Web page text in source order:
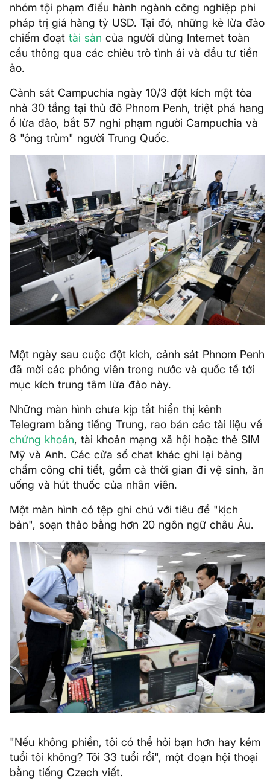
nhóm tội phạm điều hành ngành công nghiệp phi
pháp trị giá hàng tỷ USD. Tại đó, những kẻ lừa đảo
chiếm đoạt tài sản của người dùng Internet toàn
cầu thông qua các chiêu trò tình ái và đầu tư tiền
ảo.
Cảnh sát Campuchia ngày 10/3 đột kích một tòa
nhà 30 tầng tại thủ đô Phnom Penh, triệt phá hang
ổ lừa đảo, bắt 57 nghi phạm người Campuchia và
8 "ông trùm" người Trung Quốc.
Một ngày sau cuộc đột kích, cảnh sát Phnom Penh
đã mời các phóng viên trong nước và quốc tế tới
mục kích trung tâm lừa đảo này.
Những màn hình chưa kịp tắt hiển thị kênh
Telegram bằng tiếng Trung, rao bán các tài liệu về
chứng khoán, tài khoản mạng xã hội hoặc thẻ SIM
Mỹ và Anh. Các cửa sổ chat khác ghi lại bảng
chấm công chi tiết, gồm cả thời gian đi vệ sinh, ăn
uống và hút thuốc của nhân viên.
Một màn hình có tệp ghi chú với tiêu đề "kịch
bản", soạn thảo bằng hơn 20 ngôn ngữ châu Âu.
"Nếu không phiền, tôi có thể hỏi bạn hơn hay kém
tuổi tôi không? Tôi 33 tuổi rồi", một đoạn hội thoại
bằng tiếng Czech viết.